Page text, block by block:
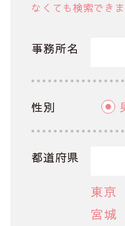
なくても検索できま
事務所名
性別
都道府県
東京
宮城